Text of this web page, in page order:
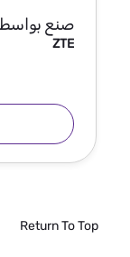
صنع
ZTE
Return To Top